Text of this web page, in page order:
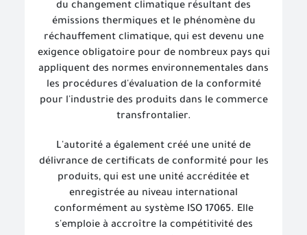
du changement climatique résultant des
émissions thermiques et le phénomène du
réchauffement climatique, qui est devenu une
exigence obligatoire pour de nombreux pays qui
appliquent des normes environnementales dans
les procédures d'évaluation de la conformité
pour l'industrie des produits dans le commerce
transfrontalier.
L'autorité a également créé une unité de
délivrance de certificats de conformité pour les
produits, qui est une unité accréditée et
enregistrée au niveau international
conformément au système ISO 17065. Elle
s'emploie à accroître la compétitivité des